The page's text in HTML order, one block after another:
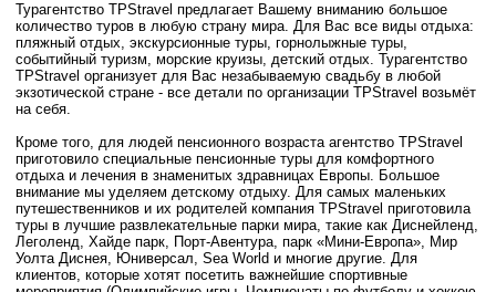
Турагентство TPStravel предлагает Вашему вниманию большое
количество туров в любую страну мира. Для Вас все виды отдыха:
пляжный отдых, экскурсионные туры, горнолыжные туры,
событийный туризм, морские круизы, детский отдых. Турагентство
TPStravel организует для Вас незабываемую свадьбу в любой
экзотической стране - все детали по организации TPStravel возьмёт
на себя.
Кроме того, для людей пенсионного возраста агентство TPStravel
приготовило специальные пенсионные туры для комфортного
отдыха и лечения в знаменитых здравницах Европы. Большое
внимание мы уделяем детскому отдыху. Для самых маленьких
путешественников и их родителей компания TPStravel приготовила
туры в лучшие развлекательные парки мира, такие как Диснейленд,
Леголенд, Хайде парк, Порт-Авентура, парк «Мини-Европа», Мир
Уолта Диснея, Юниверсал, Sea World и многие другие. Для
клиентов, которые хотят посетить важнейшие спортивные